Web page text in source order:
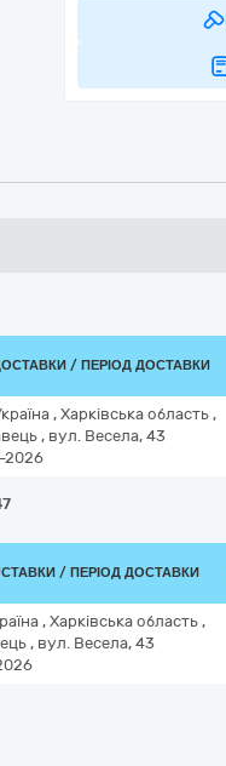
/ ПЕРІОД ДОСТАВКИ
, Харківська область ,
, вул. Весела, 43
2026
/ ПЕРІОД ДОСТАВКИ
, Харківська область ,
, вул. Весела, 43